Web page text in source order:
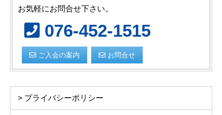
お気軽にお問合せ下さい。
076-452-1515
ご入会の案内 お問合せ
プライバシーポリシー